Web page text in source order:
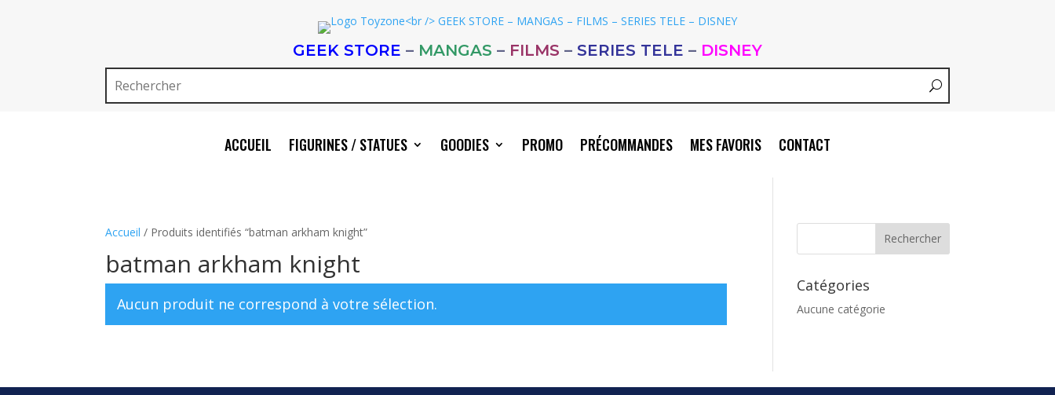
GEEK STORE – MANGAS – FILMS – SERIES TELE – DISNEY
ACCUEIL FIGURINES / STATUES GOODIES PROMO PRÉCOMMANDES MES FAVORIS CONTACT
Accueil / Produits identifiés “batman arkham knight”
batman arkham knight
Aucun produit ne correspond à votre sélection.
Catégories
Aucune catégorie